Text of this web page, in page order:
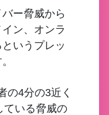
ー脅威から
ン、オンラ
いうプレッ
の4分の3近く
ている脅威の